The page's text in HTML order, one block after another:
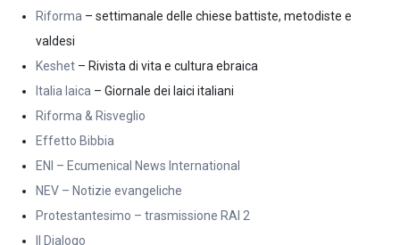
Riforma – settimanale delle chiese battiste, metodiste e
valdesi
Keshet – Rivista di vita e cultura ebraica
Italia laica – Giornale dei laici italiani
Riforma & Risveglio
Effetto Bibbia
ENI – Ecumenical News International
NEV – Notizie evangeliche
Protestantesimo – trasmissione RAI 2
Il Dialogo